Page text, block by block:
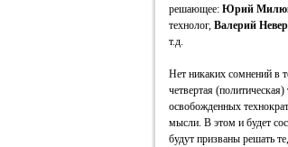
решающее: Юрий
технолог, Валерий
т.д.
Нет никаких сомнений в
четвертая
освобожденных
мысли. В этом и будет
будут призваны решать